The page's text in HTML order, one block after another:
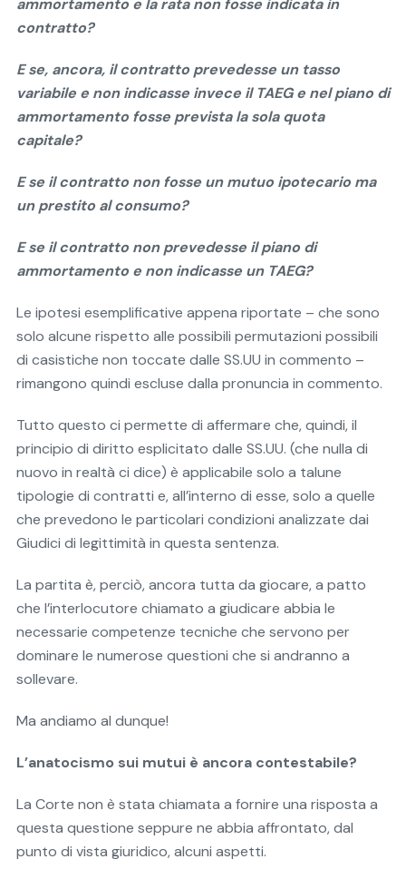
ammortamento e la rata non fosse indicata in
contratto?
E se, ancora, il contratto prevedesse un tasso
variabile e non indicasse invece il TAEG e nel piano di
ammortamento fosse prevista la sola quota
capitale?
E se il contratto non fosse un mutuo ipotecario ma
un prestito al consumo?
E se il contratto non prevedesse il piano di
ammortamento e non indicasse un TAEG?
Le ipotesi esemplificative appena riportate – che sono
solo alcune rispetto alle possibili permutazioni possibili
di casistiche non toccate dalle SS.UU in commento –
rimangono quindi escluse dalla pronuncia in commento.
Tutto questo ci permette di affermare che, quindi, il
principio di diritto esplicitato dalle SS.UU. (che nulla di
nuovo in realtà ci dice) è applicabile solo a talune
tipologie di contratti e, all’interno di esse, solo a quelle
che prevedono le particolari condizioni analizzate dai
Giudici di legittimità in questa sentenza.
La partita è, perciò, ancora tutta da giocare, a patto
che l’interlocutore chiamato a giudicare abbia le
necessarie competenze tecniche che servono per
dominare le numerose questioni che si andranno a
sollevare.
Ma andiamo al dunque!
L’anatocismo sui mutui è ancora contestabile?
La Corte non è stata chiamata a fornire una risposta a
questa questione seppure ne abbia affrontato, dal
punto di vista giuridico, alcuni aspetti.